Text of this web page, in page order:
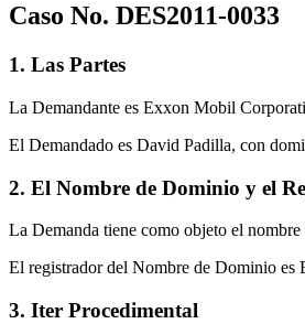
Caso No. DES2011-0033
1. Las Partes
La Demandante es Exxon Mobil
El Demandado es David Padilla, con
2. El Nombre de Dominio y el
La Demanda tiene como objeto el
El registrador del Nombre de Dominio es
3. Iter Procedimental